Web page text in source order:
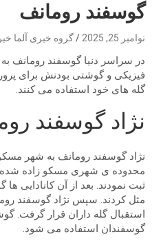
گوسفند رومانف
نوامبر 25, 2025 گروه خبری آلما خبر
در سراسر دنیا گوسفند رومانف
فیزیکی و گوشتی بودنش برای
گله های خود استفاده می کنند.
نژاد گوسفند
نژاد گوسفند رومانف به شهر
محدوده ی شهری مسکو زاده شده
ثبت نمودند. بعد از آن کانادایی
مثل کردند. سپس نژاد گوسفند
استقبال گله داران قرار گرفت.
گوسفندان استفاده می شود.